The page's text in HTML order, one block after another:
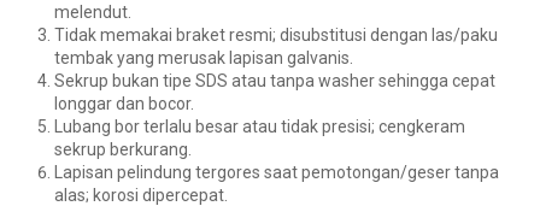
melendut.
Tidak memakai braket resmi; disubstitusi dengan las/paku
tembak yang merusak lapisan galvanis.
Sekrup bukan tipe SDS atau tanpa washer sehingga cepat
longgar dan bocor.
Lubang bor terlalu besar atau tidak presisi; cengkeram
sekrup berkurang.
Lapisan pelindung tergores saat pemotongan/geser tanpa
alas; korosi dipercepat.